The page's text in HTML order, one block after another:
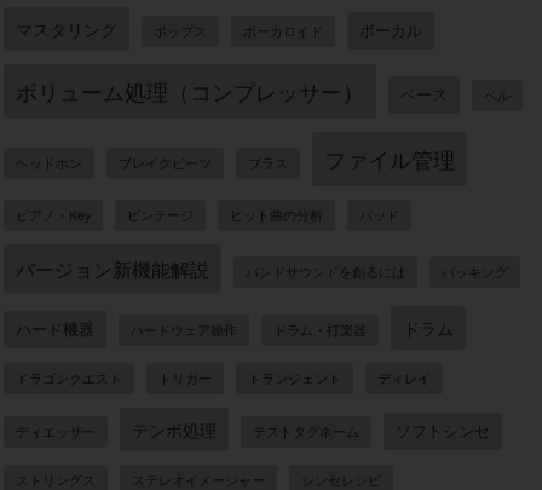
マスタリング ポップス ボーカロイド ボーカル
ボリューム処理（コンプレッサー） ベース ベル
ヘッドホン ブレイクビーツ ブラス ファイル管理
ピアノ・Key ビンテージ ヒット曲の分析 パッド
バージョン新機能解説 バンドサウンドを創るには バッキング
ハード機器 ハードウェア操作 ドラム・打楽器 ドラム
ドラゴンクエスト トリガー トランジェント ディレイ
ディエッサー テンポ処理 テストタグネーム ソフトシンセ
ストリングス ステレオイメージャー シンセレシピ